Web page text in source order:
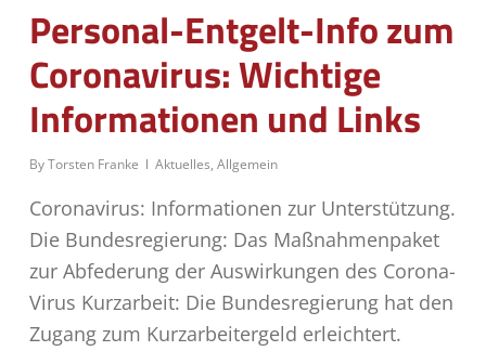
Personal-Entgelt-Info zum
Coronavirus: Wichtige
Informationen und Links
ByTorsten Franke Aktuelles, Allgemein
Coronavirus: Informationen zur Unterstützung.
Die Bundesregierung: Das Maßnahmenpaket
zur Abfederung der Auswirkungen des Corona-
Virus Kurzarbeit: Die Bundesregierung hat den
Zugang zum Kurzarbeitergeld erleichtert.